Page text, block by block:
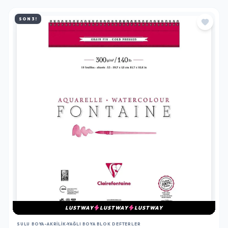
SON 3!
LUSTWAY LUSTWAY LUSTWAY
SULU BOYA-AKRILIK-YAĞLI BOYA BLOK DEFTERLER